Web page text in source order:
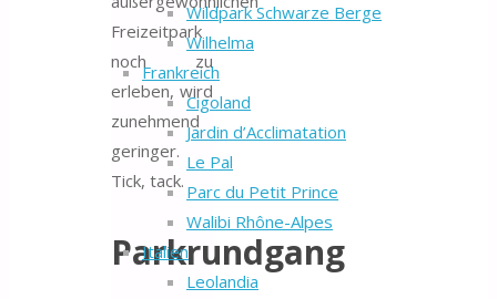
Wildpark Schwarze Berge
Wilhelma
Frankreich
Cigoland
Jardin d’Acclimatation
Le Pal
Parc du Petit Prince
Walibi Rhône-Alpes
Italien
Leolandia
Freizeitpark
noch zu
erleben, wird
zunehmend
geringer.
Tick, tack.
Parkrundgang